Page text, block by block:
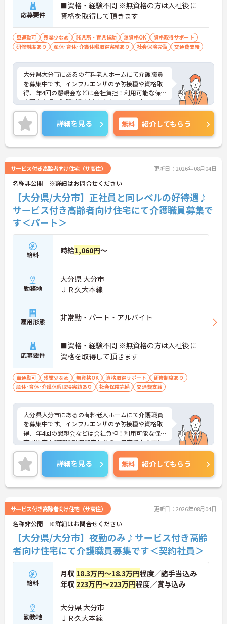
応募要件
■資格・経験不問 ※無資格の方は入社後に
資格を取得して頂きます
車通勤可 残業少なめ 託児所・育児補助 無資格OK
資格取得サポート
研修制度あり
産休･育休･介護休暇取得実績あり 社会保険完備 交通費支給
大分県大分市にあるの有料老人ホームにて介護職員
を募集中です。インフルエンザの予防接種や資格取
得、年4回の懇親会などは会社負担！利用可能な保
育園や育児短時間勤務制度もあり、子育て中の方に
もおすすめの勤務先です◎ご興味がある方は是非一
度マイナビまでお問合せ下さい。更に詳細などお伝
えします。
詳細を見る 無料 紹介してもらう
サービス付き高齢者向け住宅（サ高住） 更新日：2026年08月04日
名称非公開 ※詳細はお問合せください
【大分県/大分市】正社員と同レベルの好待遇♪
サービス付き高齢者向け住宅にて介護職員募集で
す＜パート＞
給料 時給1,060円～
勤務地
大分県 大分市
ＪＲ久大本線
雇用形態 非常勤・パート・アルバイト
応募要件
■資格・経験不問 ※無資格の方は入社後に
資格を取得して頂きます
車通勤可 残業少なめ 無資格OK 資格取得サポート
研修制度あり
産休･育休･介護休暇取得実績あり
社会保険完備 交通費支給
大分県大分市にあるの有料老人ホームにて介護職員
を募集中です。インフルエンザの予防接種や資格取
得、年4回の懇親会などは会社負担！利用可能な保
育園や育児短時間勤務制度もあり、子育て中の方に
もおすすめの勤務先です◎ご興味がある方は是非一
度マイナビまでお問合せ下さい。更に詳細などお伝
えします。
詳細を見る 無料 紹介してもらう
サービス付き高齢者向け住宅（サ高住） 更新日：2026年08月04日
名称非公開 ※詳細はお問合せください
【大分県/大分市】夜勤のみ♪サービス付き高齢
者向け住宅にて介護職員募集です＜契約社員＞
給料
月収 18.3万円～18.3万円程度／諸手当込み
年収 223万円～223万円程度／賞与込み
勤務地
大分県 大分市
ＪＲ久大本線